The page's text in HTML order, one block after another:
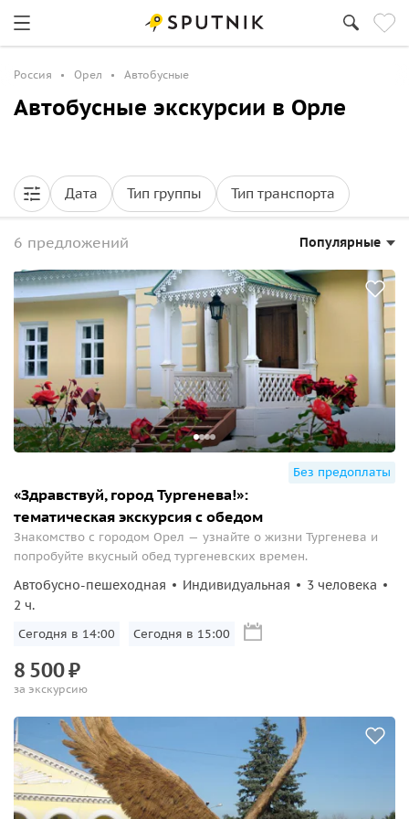
Россия Орел Автобусные
Автобусные экскурсии в Орле
Дата Тип группы Тип транспорта
6 предложений Популярные
Без предоплаты
«Здравствуй, город Тургенева!»:
тематическая экскурсия с обедом
Знакомство с городом Орел — узнайте о жизни Тургенева и
попробуйте вкусный обед тургеневских времен.
Автобусно-пешеходная Индивидуальная
3 человека
2 ч.
Сегодня в 14:00 Сегодня в 15:00
8 500₽
за экскурсию